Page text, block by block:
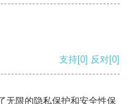
支持[0] 反对[0]
无限的隐私保护和安全性保